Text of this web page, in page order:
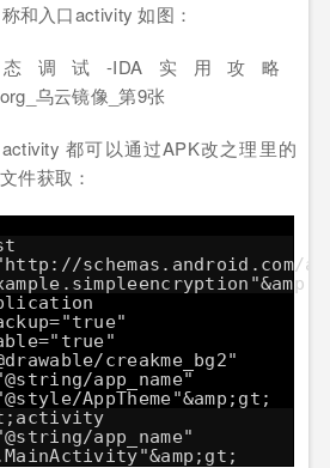
和入口activity 如图：
都可以通过APK改之理里的
件获取：
http://schemas.android.com/
creakme_bg2"
app_name"
AppTheme"&amp;gt;
app_name"